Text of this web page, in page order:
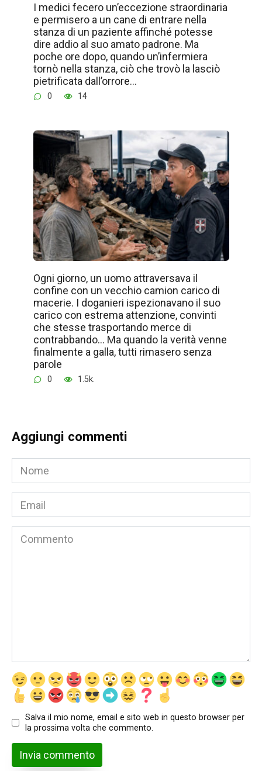
I medici fecero un’eccezione straordinaria
e permisero a un cane di entrare nella
stanza di un paziente affinché potesse
dire addio al suo amato padrone. Ma
poche ore dopo, quando un’infermiera
tornò nella stanza, ciò che trovò la lasciò
pietrificata dall’orrore…
0 14
Ogni giorno, un uomo attraversava il
confine con un vecchio camion carico di
macerie. I doganieri ispezionavano il suo
carico con estrema attenzione, convinti
che stesse trasportando merce di
contrabbando… Ma quando la verità venne
finalmente a galla, tutti rimasero senza
parole
0 1.5k.
Aggiungi commenti
Nome
Email
Commento
Salva il mio nome, email e sito web in questo browser per
la prossima volta che commento.